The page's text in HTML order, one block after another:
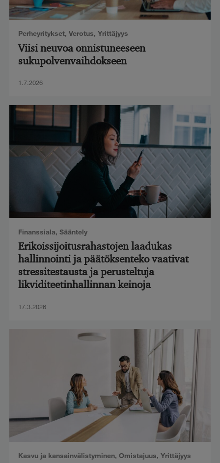
Perheyritykset, Verotus, Yrittäjyys
Viisi neuvoa onnistuneeseen
sukupolvenvaihdokseen
1.7.2026
Finanssiala, Sääntely
Erikoissijoitusrahastojen laadukas
hallinnointi ja päätöksenteko vaativat
stressitestausta ja perusteltuja
likviditeetinhallinnan keinoja
17.3.2026
Kasvu ja kansainvälistyminen, Omistajuus, Yrittäjyys